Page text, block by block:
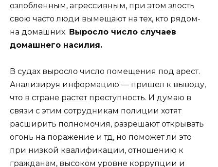
озлобленным, агрессивным, при этом злость
свою часто люди вымещают на тех, кто рядом-
на домашних. Выросло число случаев
домашнего насилия.
В судах выросло число помещения под арест.
Анализируя информацию — пришел к выводу,
что в стране растетпреступность. И думаю в
связи с этим сотрудникам полиции хотят
расширить полномочия, разрешают открывать
огонь на поражение и тд, но поможет ли это
при низкой квалификации, отношению к
гражданам, высоком уровне коррупции и